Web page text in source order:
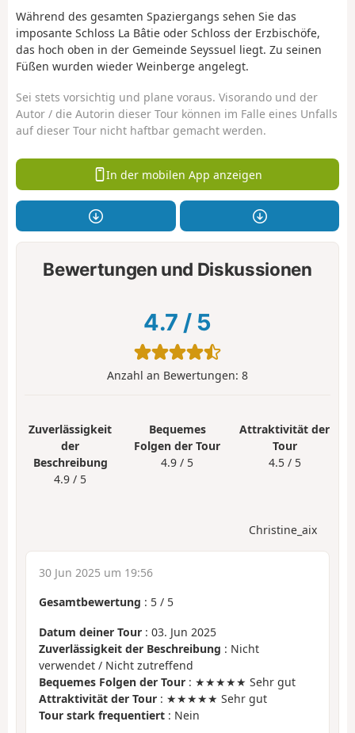
Während des gesamten Spaziergangs sehen Sie das
imposante Schloss La Bâtie oder Schloss der Erzbischöfe,
das hoch oben in der Gemeinde Seyssuel liegt. Zu seinen
Füßen wurden wieder Weinberge angelegt.
Sei stets vorsichtig und plane voraus. Visorando und der
Autor / die Autorin dieser Tour können im Falle eines Unfalls
auf dieser Tour nicht haftbar gemacht werden.
In der mobilen App anzeigen
Bewertungen und Diskussionen
4.7 / 5
Anzahl an Bewertungen: 8
Zuverlässigkeit
der
Beschreibung
4.9 / 5
Bequemes
Folgen der Tour
4.9 / 5
Attraktivität der
Tour
4.5 / 5
Christine_aix
30 Jun 2025 um 19:56
Gesamtbewertung : 5 / 5
Datum deiner Tour : 03. Jun 2025
Zuverlässigkeit der Beschreibung : Nicht
verwendet / Nicht zutreffend
Bequemes Folgen der Tour : ★★★★★ Sehr gut
Attraktivität der Tour : ★★★★★ Sehr gut
Tour stark frequentiert : Nein